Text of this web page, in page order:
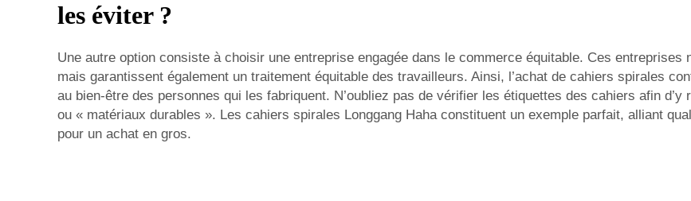
les éviter ?
Une autre option consiste à choisir une entreprise engagée dans le commerce équitable. Ces
mais garantissent également un traitement équitable des travailleurs. Ainsi, l’achat de cahiers spirales
au bien-être des personnes qui les fabriquent. N’oubliez pas de vérifier les étiquettes des cahiers afin
ou « matériaux durables ». Les cahiers spirales Longgang Haha constituent un exemple parfait, alliant
pour un achat en gros.